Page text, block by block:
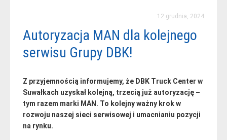
12 grudnia, 2024
Autoryzacja MAN dla kolejnego
serwisu Grupy DBK!
Z przyjemnością informujemy, że DBK Truck Center w
Suwałkach uzyskał kolejną, trzecią już autoryzację –
tym razem marki MAN. To kolejny ważny krok w
rozwoju naszej sieci serwisowej i umacnianiu pozycji
na rynku.